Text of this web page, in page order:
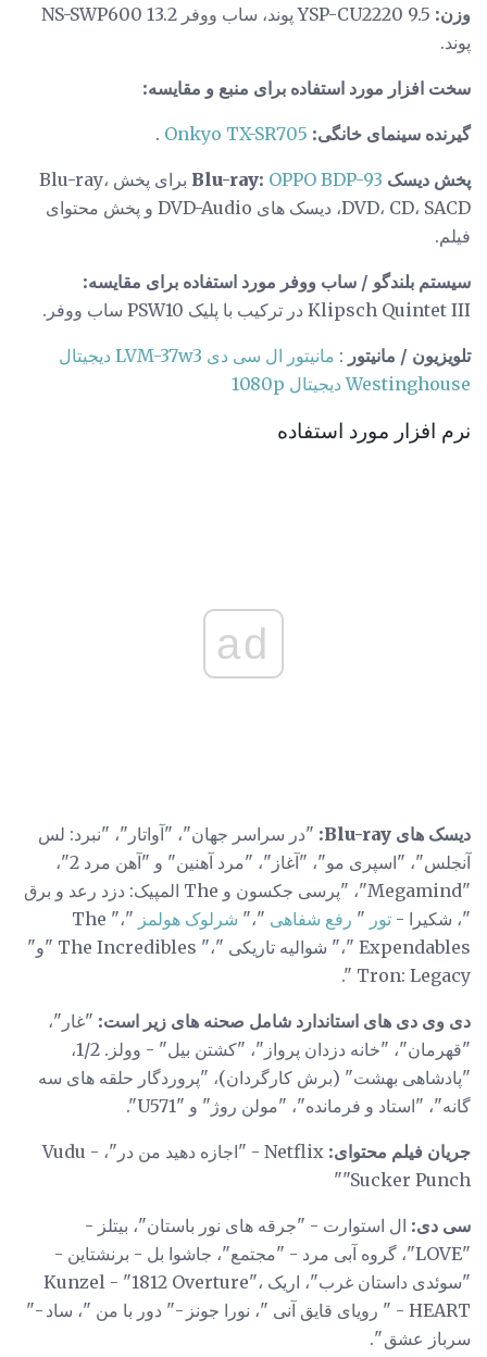
وزن:
YSP-CU2220 9.5 پوند، ساب ووفر NS-SWP600 13.2
پوند.
سخت افزار مورد استفاده برای منبع و مقایسه:
گیرنده سینمای خانگی: Onkyo TX-SR705
.
پخش دیسک Blu-ray: OPPO BDP-93
برای پخش Blu-ray،
DVD، CD، SACD، دیسک های DVD-Audio و پخش محتوای
فیلم.
سیستم بلندگو / ساب ووفر مورد استفاده برای مقایسه:
Klipsch Quintet III در ترکیب با پلیک PSW10 ساب ووفر.
تلویزیون / مانیتور :
مانیتور ال سی دی LVM-37w3 دیجیتال
Westinghouse دیجیتال 1080p
نرم افزار مورد استفاده
ad
دیسک های Blu-ray:
"در سراسر جهان"، "آواتار"، "نبرد: لس
آنجلس"، "اسپری مو"، "آغاز"، "مرد آهنین" و "آهن مرد 2"،
"Megamind"، "پرسی جکسون و The المپیک: دزد رعد و برق
"، شکیرا - تور " رفع شفاهی "،" شرلوک هولمز
"،" The
Expendables "،" شوالیه تاریکی "،" The Incredibles "و"
Tron: Legacy ".
دی وی دی های استاندارد شامل صحنه های زیر است: "غار"،
"قهرمان"، "خانه دزدان پرواز"، "کشتن بیل" - وولز. 1/2،
"پادشاهی بهشت" (برش کارگردان)، "پروردگار حلقه های سه
گانه"، "استاد و فرمانده"، "مولن روژ" و "U571".
جریان فیلم محتوای:
Netflix - "اجازه دهید من در"، Vudu -
"Sucker Punch"
سی دی: ال استوارت - "جرقه های نور باستان"، بیتلز -
"LOVE"، گروه آبی مرد - "مجتمع"، جاشوا بل - برنشتاین -
"سوئدی داستان غرب"، اریک Kunzel - "1812 Overture"،
HEART - " رویای قایق آنی "، نورا جونز -" دور با من "، ساد -"
سرباز عشق ".